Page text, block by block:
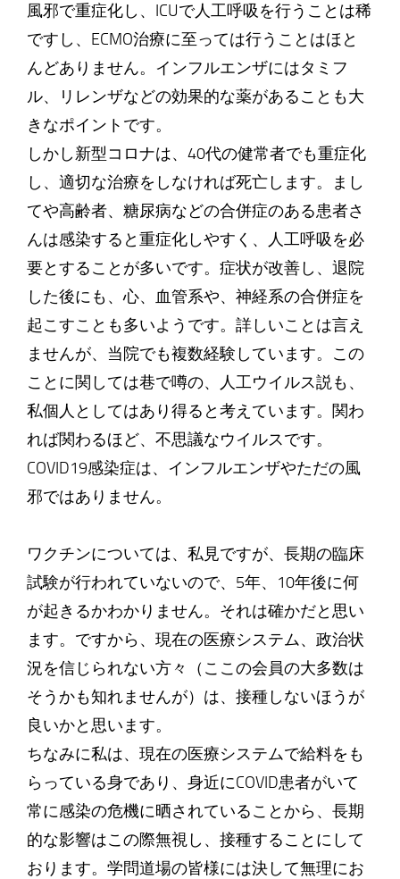
風邪で重症化し、ICUで人工呼吸を行うことは稀
ですし、ECMO治療に至っては行うことはほと
んどありません。インフルエンザにはタミフ
ル、リレンザなどの効果的な薬があることも大
きなポイントです。
しかし新型コロナは、40代の健常者でも重症化
し、適切な治療をしなければ死亡します。まし
てや高齢者、糖尿病などの合併症のある患者さ
んは感染すると重症化しやすく、人工呼吸を必
要とすることが多いです。症状が改善し、退院
した後にも、心、血管系や、神経系の合併症を
起こすことも多いようです。詳しいことは言え
ませんが、当院でも複数経験しています。この
ことに関しては巷で噂の、人工ウイルス説も、
私個人としてはあり得ると考えています。関わ
れば関わるほど、不思議なウイルスです。
COVID19感染症は、インフルエンザやただの風
邪ではありません。
ワクチンについては、私見ですが、長期の臨床
試験が行われていないので、5年、10年後に何
が起きるかわかりません。それは確かだと思い
ます。ですから、現在の医療システム、政治状
況を信じられない方々（ここの会員の大多数は
そうかも知れませんが）は、接種しないほうが
良いかと思います。
ちなみに私は、現在の医療システムで給料をも
らっている身であり、身近にCOVID患者がいて
常に感染の危機に晒されていることから、長期
的な影響はこの際無視し、接種することにして
おります。学問道場の皆様には決して無理にお